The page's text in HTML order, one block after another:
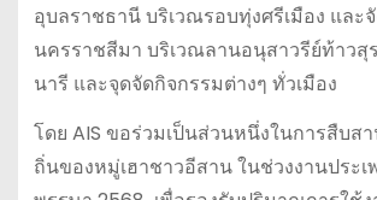
อุบลราชธานี บริเวณรอบทุ่งศรีเมือง และ
นครราชสีมา บริเวณลานอนุสาวรีย์ท้าวสุ
นารี และจุดจัดกิจกรรมต่างๆ ทั่วเมือง
โดย AIS ขอร่วมเป็นส่วนหนึ่งในการสืบส
ถิ่นของหมู่เฮาชาวอีสาน ในช่วงงานประ